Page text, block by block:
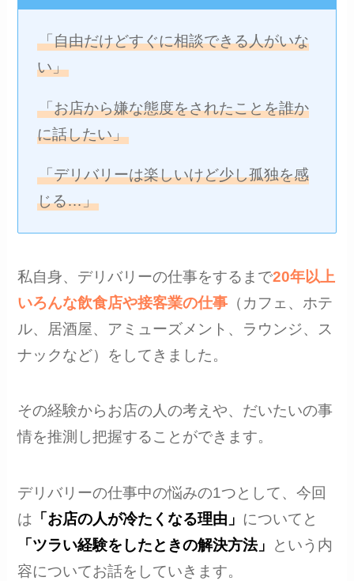
「自由だけどすぐに相談できる人がいな
い」
「お店から嫌な態度をされたことを誰か
に話したい」
「デリバリーは楽しいけど少し孤独を感
じる…」
私自身、デリバリーの仕事をするまで20年以上
いろんな飲食店や接客業の仕事 （カフェ、ホテ
ル、居酒屋、アミューズメント、ラウンジ、ス
ナックなど）をしてきました。
その経験からお店の人の考えや、だいたいの事
情を推測し把握することができます。
デリバリーの仕事中の悩みの1つとして、今回
は
「お店の人が冷たくなる理由」 についてと
「ツラい経験をしたときの解決方法」
という内
容についてお話をしていきます。